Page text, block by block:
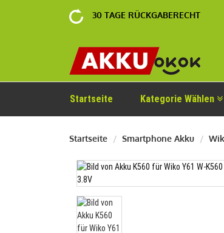
30 TAGE RÜCKGABERECHT
Startseite Kategorie Wählen
Startseite Smartphone Akku